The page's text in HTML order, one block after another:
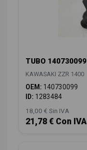
TUBO 140730099
KAWASAKI ZZR 1400
OEM: 140730099
ID: 1283484
18,00 € Sin IVA
21,78 € Con IVA